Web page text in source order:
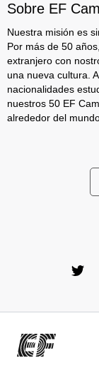
Sobre EF
Nuestra misión es
Por más de 50
extranjero con
una nueva cultura.
nacionalidades
nuestros 50 EF
alrededor del